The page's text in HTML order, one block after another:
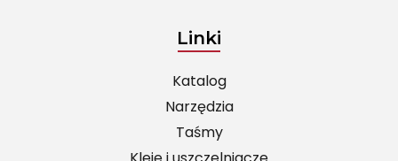
Linki
Katalog
Narzędzia
Taśmy